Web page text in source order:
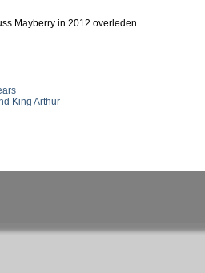
Mayberry in 2012 overleden.
King Arthur